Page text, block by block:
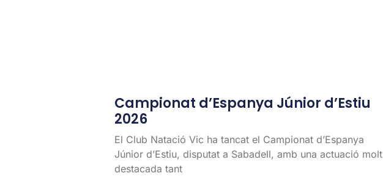
Campionat d’Espanya Júnior d’Estiu
2026
El Club Natació Vic ha tancat el Campionat d’Espanya
Júnior d’Estiu, disputat a Sabadell, amb una actuació molt
destacada tant